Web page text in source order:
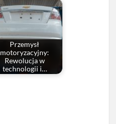
Przemysł
motoryzacyjny:
Rewolucja w
technologii i…